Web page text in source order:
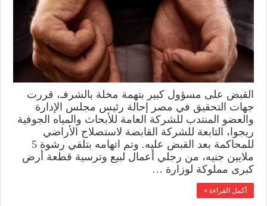
القبض على مسؤول كبير بتهمة مخلة بالشرفـ، قررت
جهات التحقيق في مصر إحالة رئيس مجلس الإدارة
والعضو المنتدب للشركة العامة للأبحاث والمياه الجوفية
ريجوا، التابعة للشركة القابضة لاستصلاح الأراضي
للمحاكمة بعد القبض عليه. وتم اتهامه بتلقي رشوة 5
ملايين جنيه، من رجلي أعمال لبيع وترسية قطعة أرض
كبرى مملوكة لوزارة …
أكمل القراءة »